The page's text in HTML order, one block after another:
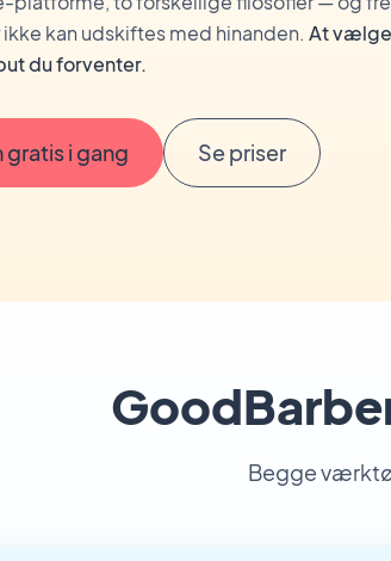
kan udskiftes med hinanden. At
du forventer.
gratis i gang Se priser
Begge